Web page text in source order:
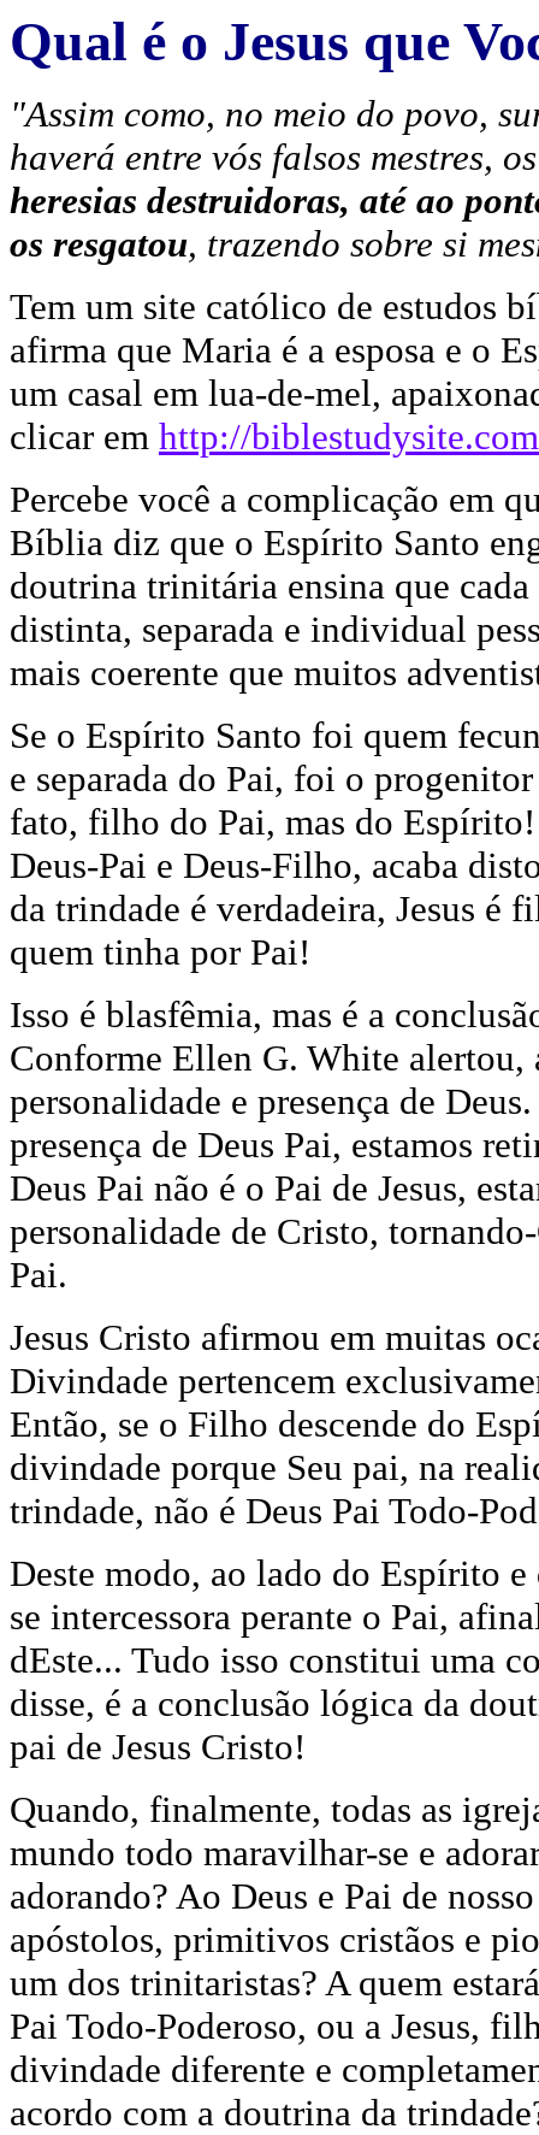
Qual é o Jesus que
"Assim como, no meio do povo,
haverá entre vós falsos mestres,
heresias destruidoras, até ao
os resgatou, trazendo sobre si
Tem um site católico de estudos
afirma que Maria é a esposa e o
um casal em lua-de-mel,
clicar em http://
Percebe você a complicação em
Bíblia diz que o Espírito Santo
doutrina trinitária ensina que
distinta, separada e individual
mais coerente que muitos
Se o Espírito Santo foi quem
e separada do Pai, foi o
fato, filho do Pai, mas do
Deus-Pai e Deus-Filho, acaba
da trindade é verdadeira, Jesus é
quem tinha por Pai!
Isso é blasfêmia, mas é a
Conforme Ellen G. White alertou,
personalidade e presença de
presença de Deus Pai, estamos
Deus Pai não é o Pai de Jesus,
personalidade de Cristo,
Pai.
Jesus Cristo afirmou em muitas
Divindade pertencem
Então, se o Filho descende do
divindade porque Seu pai, na
trindade, não é Deus Pai Todo-
Deste modo, ao lado do Espírito
se intercessora perante o Pai,
dEste... Tudo isso constitui uma
disse, é a conclusão lógica da
pai de Jesus Cristo!
Quando, finalmente, todas as
mundo todo maravilhar-se e
adorando? Ao Deus e Pai de
apóstolos, primitivos cristãos e
um dos trinitaristas? A quem
Pai Todo-Poderoso, ou a Jesus,
divindade diferente e
acordo com a doutrina da